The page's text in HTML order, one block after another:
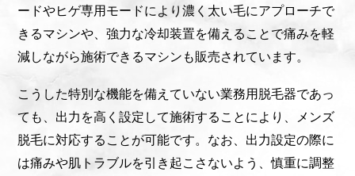
ードやヒゲ専用モードにより濃く太い毛にアプローチで
きるマシンや、強力な冷却装置を備えることで痛みを軽
減しながら施術できるマシンも販売されています。
こうした特別な機能を備えていない業務用脱毛器であっ
ても、出力を高く設定して施術することにより、メンズ
脱毛に対応することが可能です。なお、出力設定の際に
は痛みや肌トラブルを引き起こさないよう、慎重に調整